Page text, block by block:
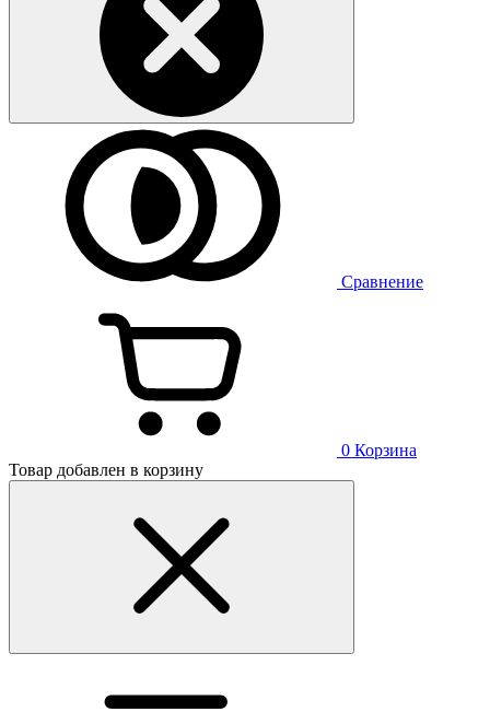
Сравнение
0 Корзина
Товар добавлен в корзину